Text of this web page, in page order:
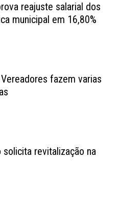
reajuste salarial dos
municipal em 16,80%
fazem varias
solicita revitalização na